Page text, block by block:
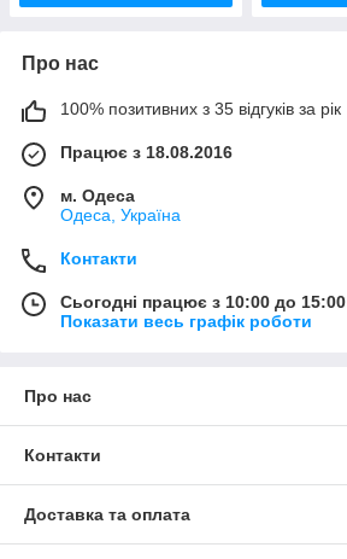
Про нас
100% позитивних з 35 відгуків за рік
Працює з 18.08.2016
м. Одеса
Одеса, Україна
Контакти
Сьогодні працює з 10:00 до 15:00
Показати весь графік роботи
Про нас
Контакти
Доставка та оплата